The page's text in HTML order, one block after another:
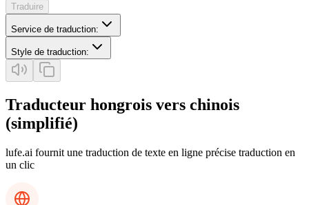
Traduire
Service de traduction:
Style de traduction:
Traducteur hongrois vers chinois
(simplifié)
lufe.ai fournit une traduction de texte en ligne précise traduction en
un clic